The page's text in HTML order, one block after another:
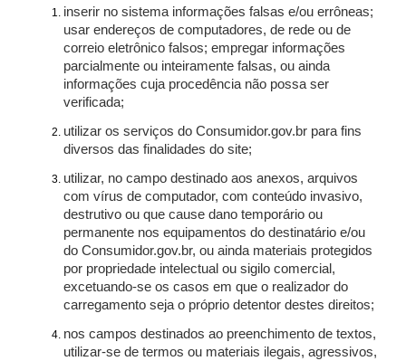
inserir no sistema informações falsas e/ou errôneas;
usar endereços de computadores, de rede ou de
correio eletrônico falsos; empregar informações
parcialmente ou inteiramente falsas, ou ainda
informações cuja procedência não possa ser
verificada;
utilizar os serviços do Consumidor.gov.br para fins
diversos das finalidades do site;
utilizar, no campo destinado aos anexos, arquivos
com vírus de computador, com conteúdo invasivo,
destrutivo ou que cause dano temporário ou
permanente nos equipamentos do destinatário e/ou
do Consumidor.gov.br, ou ainda materiais protegidos
por propriedade intelectual ou sigilo comercial,
excetuando-se os casos em que o realizador do
carregamento seja o próprio detentor destes direitos;
nos campos destinados ao preenchimento de textos,
utilizar-se de termos ou materiais ilegais, agressivos,